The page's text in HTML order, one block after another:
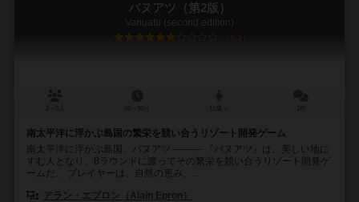
バヌアツ（第2版）
Vanuatu (second edition)
6.3
南太平洋に浮かぶ島国の繁栄を競い合うリゾート開発ゲーム
南太平洋に浮かぶ島国、バヌアツ ――― 『バヌアツ』は、美しい地に
すむ人となり、8ラウンドに渡ってその繁栄を競い合うリゾート開発ゲ
ームだ。 プレイヤーは、自然の恵み、...
アラン・エプロン（Alain Epron）